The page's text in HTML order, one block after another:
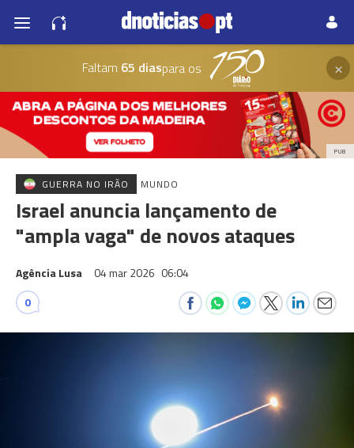
Faltam 65 diaspara os ×
PUB
GUERRA NO IRÃO MUNDO
Israel anuncia lançamento de
"ampla vaga" de novos ataques
Agência Lusa 04 mar 2026 06:04
0